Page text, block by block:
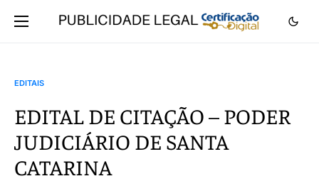
EDITAIS
EDITAL DE CITAÇÃO – PODER
JUDICIÁRIO DE SANTA
CATARINA